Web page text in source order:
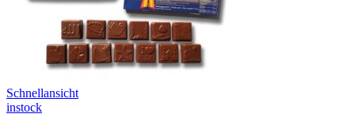
Schnellansicht
instock